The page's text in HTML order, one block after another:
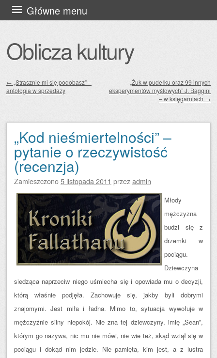
Oblicza kultury
Główne menu
Przejdź
do
Zobacz wpisy
← „Strasznie mi się podobasz” –
antologia w sprzedaży
„Żuk w pudełku oraz 99 innych
eksperymentów myślowych” J. Baggini
– w księgarniach →
„Kod nieśmiertelności” –
pytanie o rzeczywistość
(recenzja)
Zamieszczono5 listopada 2011 przezadmin
Młody
mężczyzna
budzi się z
drzemki w
pociągu.
Dziewczyna
siedząca naprzeciw niego uśmiecha się i opowiada mu o decyzji,
którą właśnie podjęła. Zachowuje się, jakby byli dobrymi
znajomymi. Jest miła i ładna. Mimo to, sytuacja wywołuje w
mężczyźnie silny niepokój. Nie zna tej dziewczyny, imię „Sean”,
którym go nazywa, nic mu nie mówi, nie wie też, skąd wziął się w
pociągu i dokąd nim jedzie. Nie pamięta, kim jest, a z lustra